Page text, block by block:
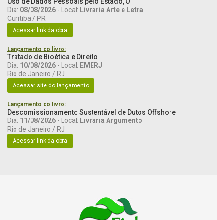
Uso de Dados Pessoais pelo Estado, O
Dia: 08/08/2026 - Local: Livraria Arte e Letra
Curitiba / PR
Acessar link da obra
Lançamento do livro:
Tratado de Bioética e Direito
Dia: 10/08/2026 - Local: EMERJ
Rio de Janeiro / RJ
Acessar site do lançamento
Lançamento do livro:
Descomissionamento Sustentável de Dutos Offshore
Dia: 11/08/2026 - Local: Livraria Argumento
Rio de Janeiro / RJ
Acessar link da obra